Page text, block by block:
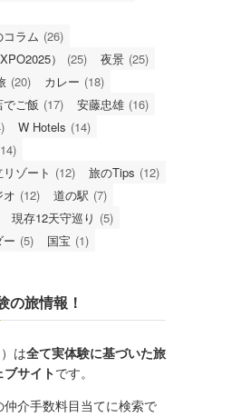
ラム (26)
）
(25) 夜景 (25)
(20) カレー (18)
ご飯 (17) 安藤忠雄 (16)
W Hotels (14)
ゾート (12) 旅のTips (12)
(12) 道の駅 (7)
現存12天守巡り (5)
ー (5) 国宝 (1)
の旅情報！
は全て実体験に基づいた旅
サイトです。
介手数料目当てに検索で